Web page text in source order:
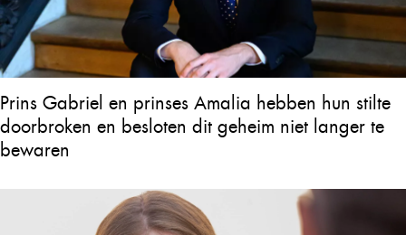
Prins Gabriel en prinses Amalia hebben hun stilte
doorbroken en besloten dit geheim niet langer te
bewaren